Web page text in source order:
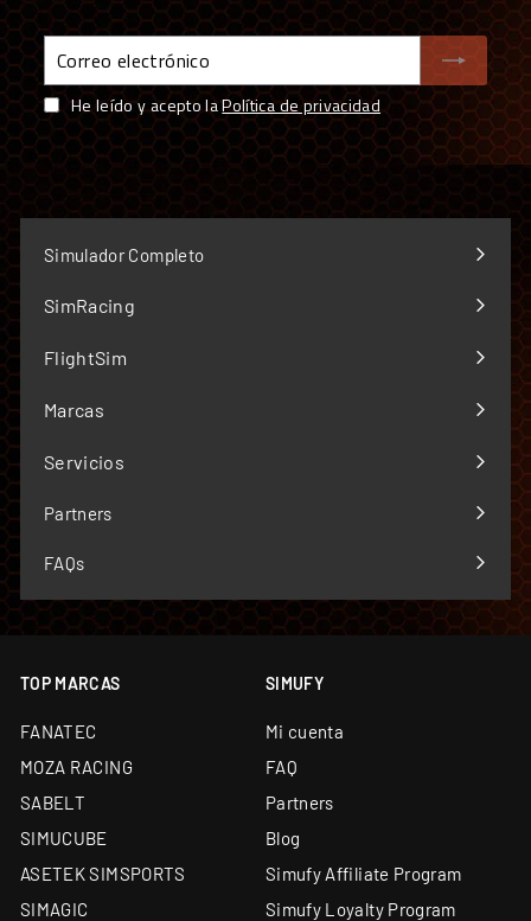
Correo
electrónico
He leído y acepto laPolítica de privacidad
Simulador Completo
SimRacing
Expandir
menú
FlightSim
Expandir
menú
Marcas
Expandir
menú
Servicios
Expandir
menú
Partners
FAQs
TOP MARCAS
FANATEC
MOZA RACING
SABELT
SIMUCUBE
ASETEK SIMSPORTS
SIMAGIC
SIMUFY
Mi cuenta
FAQ
Partners
Blog
Simufy Affiliate Program
Simufy Loyalty Program